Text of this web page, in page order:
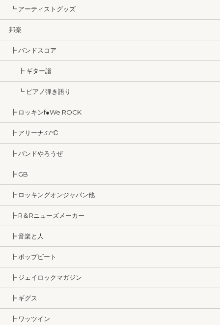
┗ アーティストグッズ
邦楽
┣ バンドスコア
┣ ギター譜
┗ ピアノ弾き語り
┣ ロッキンf●We ROCK
┣ アリーナ37℃
┣ バンドやろうぜ
┣ GB
┣ ロッキングオンジャパン他
┣ R＆Rニューズメーカー
┣ 音楽と人
┣ ポップビート
┣ ジェイロックマガジン
┣ ギグス
┣ ワッツイン